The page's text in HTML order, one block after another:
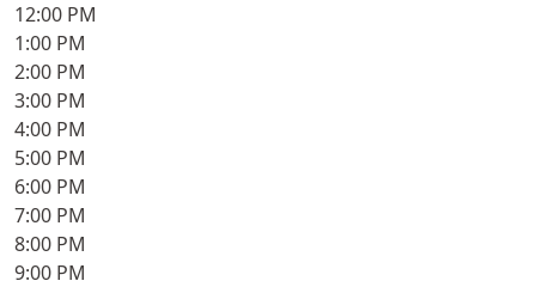
12:00 PM
1:00 PM
2:00 PM
3:00 PM
4:00 PM
5:00 PM
6:00 PM
7:00 PM
8:00 PM
9:00 PM